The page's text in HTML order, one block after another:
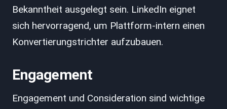
Bekanntheit ausgelegt sein. LinkedIn eignet
sich hervorragend, um Plattform-intern einen
Konvertierungstrichter aufzubauen.
Engagement
Engagement und Consideration sind wichtige